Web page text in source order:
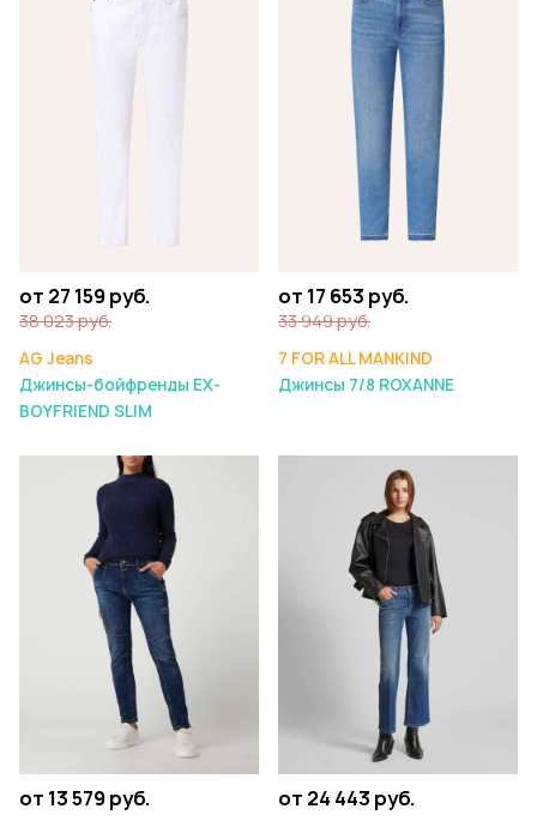
от 27 159 руб.
38 023 руб.
AG Jeans
Джинсы-бойфренды EX-
BOYFRIEND SLIM
от 17 653 руб.
33 949 руб.
7 FOR ALL MANKIND
Джинсы 7/8 ROXANNE
от 13 579 руб. от 24 443 руб.